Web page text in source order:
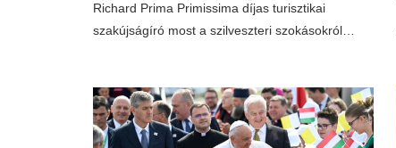
Richard Prima Primissima díjas turisztikai
szakújságíró most a szilveszteri szokásokról…